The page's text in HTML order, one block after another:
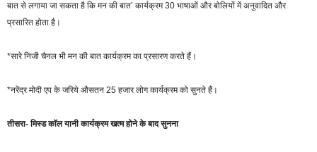
बात से लगाया जा सकता है कि मन की बात’ कार्यक्रम 30 भाषाओं और बोलियों में अनुवादित और
प्रसारित होता है।
*सारे निजी चैनल भी मन की बात कार्यक्रम का प्रसारण करते हैं।
*नरेंद्र मोदी एप के जरिये औसतन 25 हजार लोग कार्यक्रम को सुनते हैं।
तीसरा- मिस्ड कॉल यानी कार्यक्रम खत्म होने के बाद सुनना